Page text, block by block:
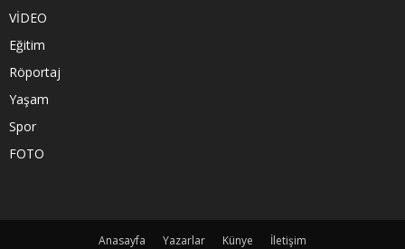
VİDEO
Eğitim
Röportaj
Yaşam
Spor
FOTO
Anasayfa Yazarlar Künye
İletişim